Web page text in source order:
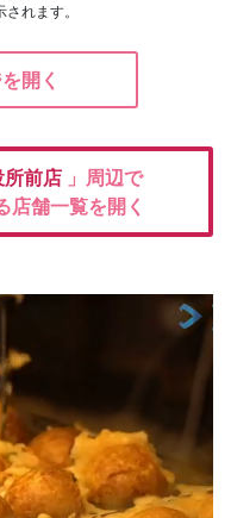
されます。
開く
前店 」周辺で
店舗一覧を開く